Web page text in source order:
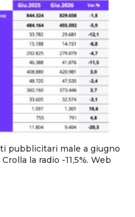
pubblicitari male a giugno
la radio -11,5%. Web